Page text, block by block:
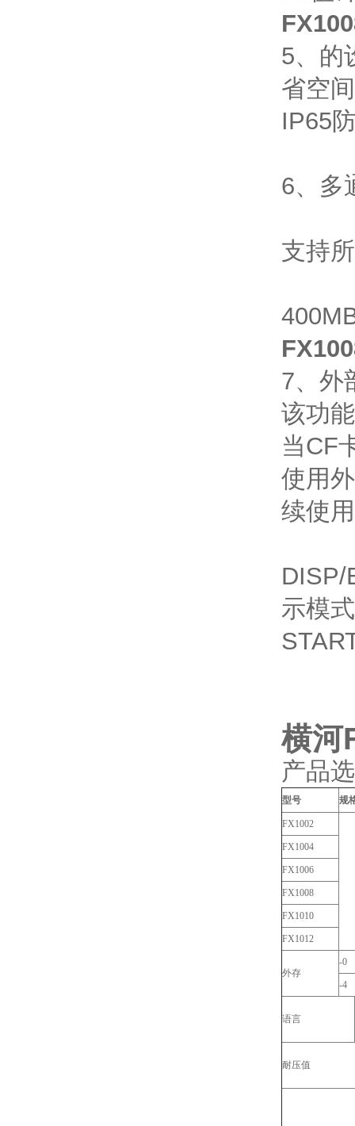
5、的
省空
IP65
6、多
支持
7、外
该功
当CF
使用
续使
DISP/
示模
横河
产品
型号 规
FX1002
FX1004
FX1006
FX1008
FX1010
FX1012
外存
-0
-4
语言
耐压值